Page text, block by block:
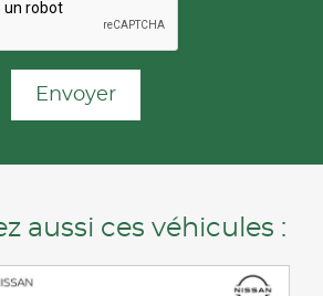
Envoyer
aussi ces véhicules :